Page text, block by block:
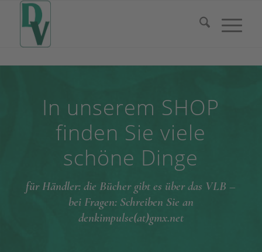
In unserem SHOP
finden Sie viele
schöne Dinge
für Händler: die Bücher gibt es über das VLB –
bei Fragen: Schreiben Sie an
denkimpulse(at)gmx.net